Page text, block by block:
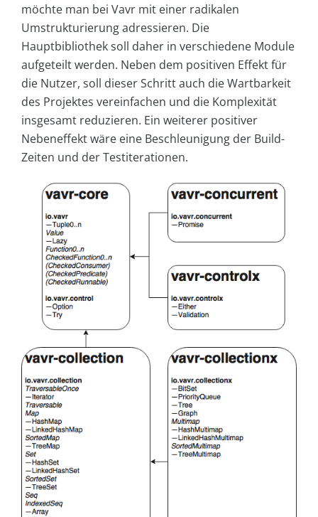
möchte man bei Vavr mit einer radikalen
Umstrukturierung adressieren. Die
Hauptbibliothek soll daher in verschiedene Module
aufgeteilt werden. Neben dem positiven Effekt für
die Nutzer, soll dieser Schritt auch die Wartbarkeit
des Projektes vereinfachen und die Komplexität
insgesamt reduzieren. Ein weiterer positiver
Nebeneffekt wäre eine Beschleunigung der Build-
Zeiten und der Testiterationen.